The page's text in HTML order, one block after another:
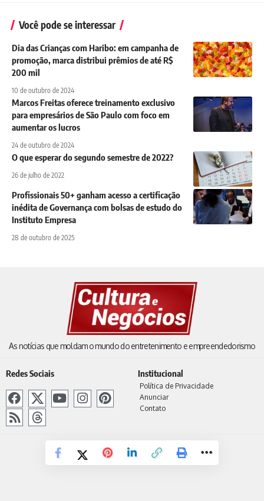
Você pode se interessar
Dia das Crianças com Haribo: em campanha de
promoção, marca distribui prêmios de até R$
200 mil
10 de outubro de 2024
Marcos Freitas oferece treinamento exclusivo
para empresários de São Paulo com foco em
aumentar os lucros
24 de outubro de 2024
O que esperar do segundo semestre de 2022?
26 de julho de 2022
Profissionais 50+ ganham acesso a certificação
inédita de Governança com bolsas de estudo do
Instituto Empresa
28 de outubro de 2025
As notícias que moldam o mundo do entretenimento e empreendedorismo
Redes Sociais Institucional
Política de Privacidade
Anunciar
Contato